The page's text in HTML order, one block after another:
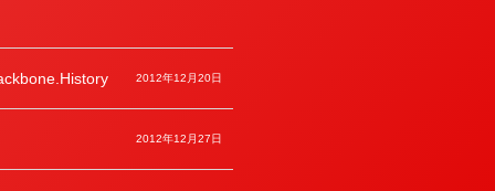
2012年12月20日
2012年12月27日